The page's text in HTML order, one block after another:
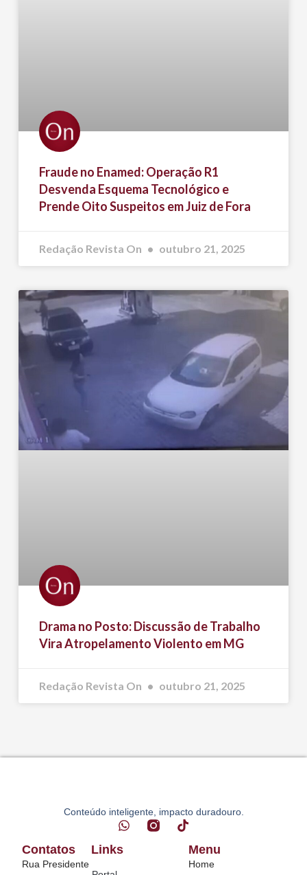
Fraude no Enamed: Operação R1
Desvenda Esquema Tecnológico e
Prende Oito Suspeitos em Juiz de Fora
Redação Revista On outubro 21, 2025
Drama no Posto: Discussão de Trabalho
Vira Atropelamento Violento em MG
Redação Revista On outubro 21, 2025
Conteúdo inteligente, impacto duradouro.
Links Menu
Home
Contatos
Rua Presidente